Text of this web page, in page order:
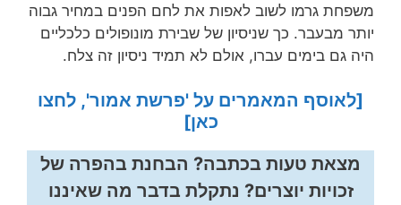
משפחת גרמו לשוב לאפות את לחם הפנים במחיר גבוה
יותר מבעבר. כך שניסיון של שבירת מונופולים כלכליים
היה גם בימים עברו, אולם לא תמיד ניסיון זה צלח.
[לאוסף המאמרים על 'פרשת אמור', לחצו
כאן]
מצאת טעות בכתבה? הבחנת בהפרה של
זכויות יוצרים? נתקלת בדבר מה שאיננו